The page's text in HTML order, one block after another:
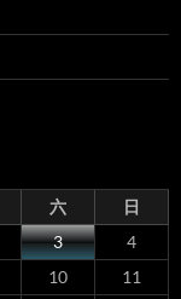
六
日
3
4
10
11